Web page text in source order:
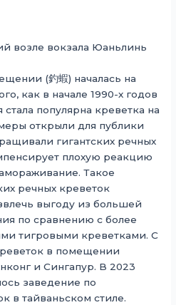
(釣蝦) началась на
как в начале 1990-х годов
популярна креветка на
открыли для публики
гигантских речных
плохую реакцию
Такое
речных креветок
выгоду из большей
по сравнению с более
тигровыми креветками. С
в помещении
и Сингапур. В 2023
заведение по
в тайваньском стиле.